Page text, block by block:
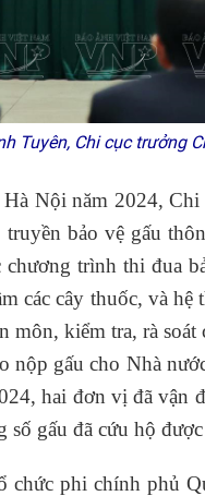
Tuyên, Chi cục trưởng
Hà Nội năm 2024,
bảo vệ gấu
chương trình thi đua
các cây thuốc, và
môn, kiểm tra, rà
gấu cho Nhà
hai đơn vị đã vận
số gấu đã cứu hộ
phi chính phủ